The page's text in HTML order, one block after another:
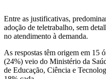
Entre as justificativas,
adoção de teletrabalho, sem
no atendimento à demanda.
As respostas têm origem em 15
(24%) veio do Ministério da
de Educação, Ciência e